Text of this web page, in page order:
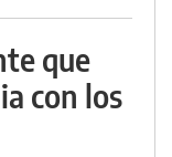
que
con los